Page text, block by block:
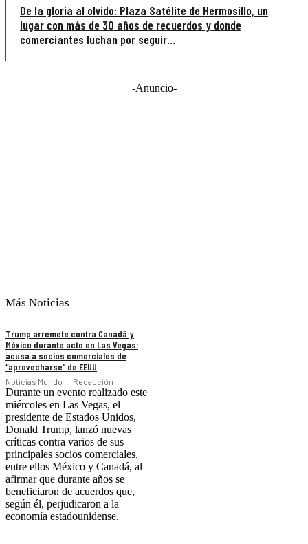
De la gloria al olvido: Plaza Satélite de Hermosillo, un
lugar con más de 30 años de recuerdos y donde
comerciantes luchan por seguir...
-Anuncio-
Más Noticias
Trump arremete contra Canadá y
México durante acto en Las Vegas:
acusa a socios comerciales de
“aprovecharse” de EEUU
Noticias Mundo Redacción
Durante un evento realizado este
miércoles en Las Vegas, el
presidente de Estados Unidos,
Donald Trump, lanzó nuevas
críticas contra varios de sus
principales socios comerciales,
entre ellos México y Canadá, al
afirmar que durante años se
beneficiaron de acuerdos que,
según él, perjudicaron a la
economía estadounidense.